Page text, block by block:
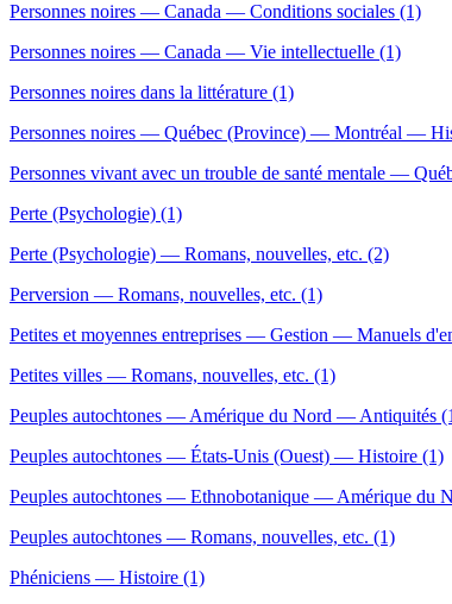
Personnes noires — Canada — Conditions sociales (1)
Personnes noires — Canada — Vie intellectuelle (1)
Personnes noires dans la littérature (1)
Personnes noires — Québec (Province) — Montréal —
Personnes vivant avec un trouble de santé mentale —
Perte (Psychologie) (1)
Perte (Psychologie) — Romans, nouvelles, etc. (2)
Perversion — Romans, nouvelles, etc. (1)
Petites et moyennes entreprises — Gestion — Manuels
Petites villes — Romans, nouvelles, etc. (1)
Peuples autochtones — Amérique du Nord — Antiquités
Peuples autochtones — États-Unis (Ouest) — Histoire (1)
Peuples autochtones — Ethnobotanique — Amérique du
Peuples autochtones — Romans, nouvelles, etc. (1)
Phéniciens — Histoire (1)